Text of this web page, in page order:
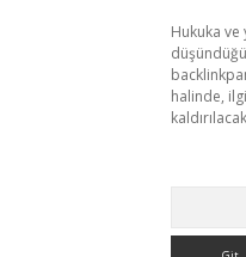
Hukuka ve
halinde,